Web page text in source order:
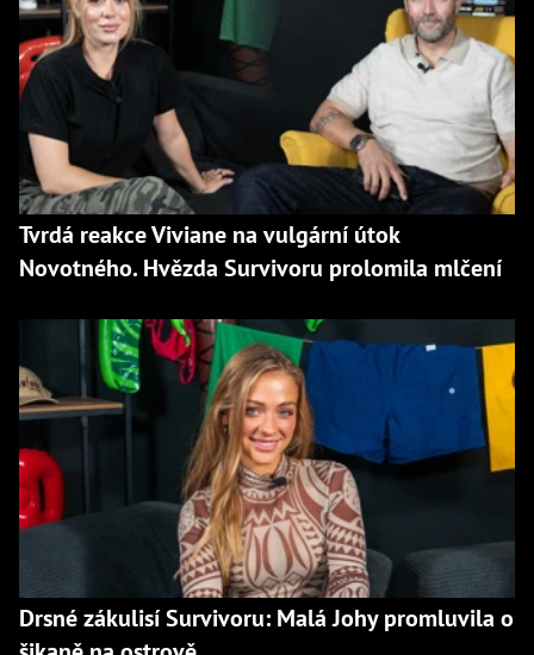
Tvrdá reakce Viviane na vulgární útok
Novotného. Hvězda Survivoru prolomila mlčení
Drsné zákulisí Survivoru: Malá Johy promluvila o